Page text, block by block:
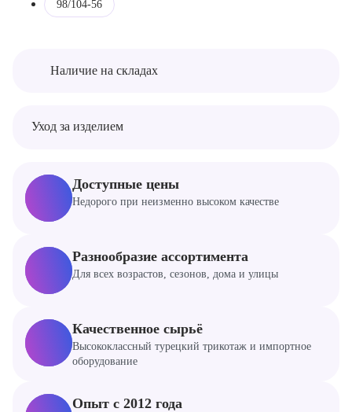
98/104-56
Наличие на складах
Уход за изделием
Глажка при
температуре не
более 110°C
Нельзя отбеливать
Химчистка не
Нельзя отжимать и
сушить в
Доступные цены
Недорого при неизменно высоком качестве
Разнообразие ассортимента
Для всех возрастов, сезонов, дома и улицы
Качественное сырьё
Высококлассный турецкий трикотаж и импортное
оборудование
Опыт с 2012 года